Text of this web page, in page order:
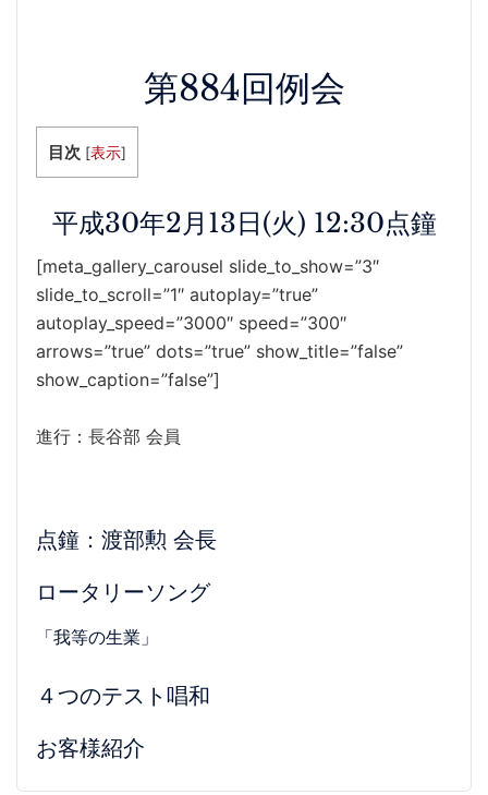
第884回例会
目次 [表示]
平成30年2月13日(火) 12:30点鐘
[meta_gallery_carousel slide_to_show=”3″
slide_to_scroll=”1″ autoplay=”true”
autoplay_speed=”3000″ speed=”300″
arrows=”true” dots=”true” show_title=”false”
show_caption=”false”]
進行：長谷部 会員
点鐘：渡部勲 会長
ロータリーソング
「我等の生業」
４つのテスト唱和
お客様紹介